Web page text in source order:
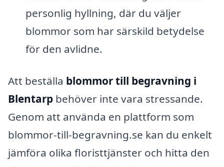
personlig hyllning, där du väljer
blommor som har särskild betydelse
för den avlidne.
Att beställa blommor till begravning i
Blentarp behöver inte vara stressande.
Genom att använda en plattform som
blommor-till-begravning.se kan du enkelt
jämföra olika floristtjänster och hitta den